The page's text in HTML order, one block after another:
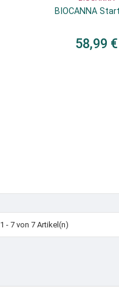
BIOCANNA
58,99 €
1 - 7 von 7 Artikel(n)